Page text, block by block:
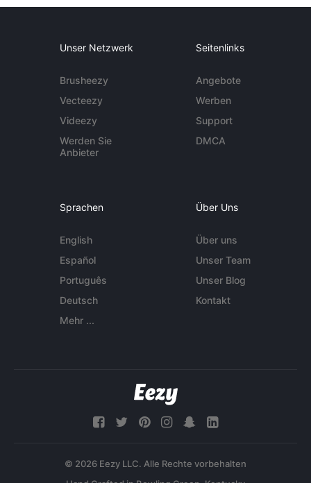
Unser Netzwerk
Brusheezy
Vecteezy
Videezy
Werden Sie
Anbieter
Seitenlinks
Angebote
Werben
Support
DMCA
Sprachen
English
Español
Português
Deutsch
Mehr ...
Über Uns
Über uns
Unser Team
Unser Blog
Kontakt
© 2026 Eezy LLC. Alle Rechte vorbehalten